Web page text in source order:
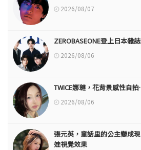
2026/08/07
ZEROBASEONE登上日本雜
2026/08/06
TWICE娜璉，花背景感性自
2026/08/06
張元英，童話里的公主變成
娃視覺效果